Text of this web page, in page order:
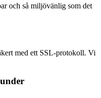
och så miljövänlig som det
med ett SSL-protokoll. Vi